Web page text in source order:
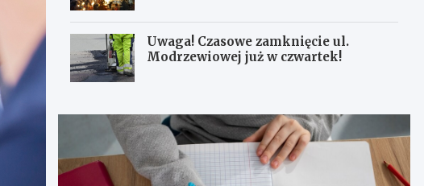
Uwaga! Czasowe zamknięcie ul.
Modrzewiowej już w czwartek!